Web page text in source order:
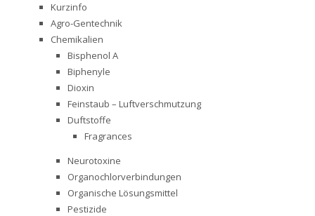
Kurzinfo
Agro-Gentechnik
Chemikalien
Bisphenol A
Biphenyle
Dioxin
Feinstaub – Luftverschmutzung
Duftstoffe
Fragrances
Neurotoxine
Organochlorverbindungen
Organische Lösungsmittel
Pestizide